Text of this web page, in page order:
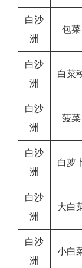
白沙
洲
包菜
白沙
洲
白菜
白沙
洲
菠菜
白沙
洲
白萝
白沙
洲
大白
白沙
洲
小白